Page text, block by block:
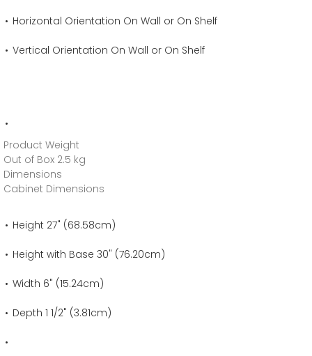
Horizontal Orientation On Wall or On Shelf
Vertical Orientation On Wall or On Shelf
Product Weight
Out of Box 2.5 kg
Dimensions
Cabinet Dimensions
Height 27" (68.58cm)
Height with Base 30" (76.20cm)
Width 6" (15.24cm)
Depth 1 1/2" (3.81cm)